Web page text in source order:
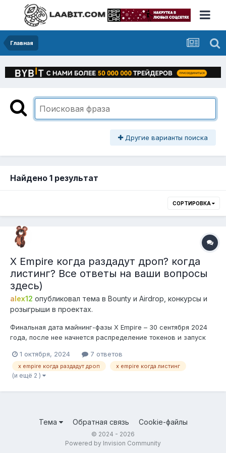
Главная
Другие варианты поиска
Найдено 1 результат
СОРТИРОВКА
X Empire когда раздадут дроп? когда
листинг? Все ответы на ваши вопросы
здесь)
alex12 опубликовал тема в Bounty и Airdrop, конкурсы и
розыгрыши в проектах.
Финальная дата майнинг-фазы X Empire – 30 сентября 2024
года, после нее начнется распределение токенов и запуск
листинга еще не определена. Листинг и торги будут на бирже
Bybit Если есть вопросы, задавайте!
1 октября, 2024 7 ответов
x empire когда раздадут дроп x empire когда листинг
(и ещё 2 )
Тема Обратная связь Cookie-файлы
© 2024 - 2026
Powered by Invision Community